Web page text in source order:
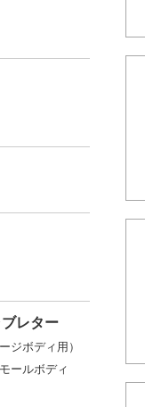
レター
ジボディ用）
ールボディ